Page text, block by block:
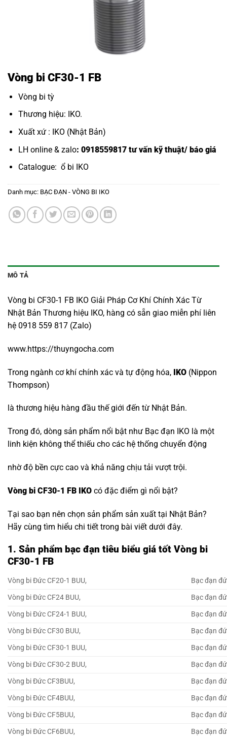
Vòng bi CF30-1 FB
Vòng bi tỳ
Thương hiệu: IKO.
Xuất xứ : IKO (Nhật Bản)
LH online & zalo: 0918559817 tư vấn kỹ thuật/ báo giá
Catalogue: ổ bi IKO
Danh mục: BẠC ĐẠN - VÒNG BI IKO
MÔ TẢ
Vòng bi CF30-1 FB IKO Giải Pháp Cơ Khí Chính Xác Từ
Nhật Bản Thương hiệu IKO, hàng có sẵn giao miễn phí liên
hệ 0918 559 817 (Zalo)
www.https://thuyngocha.com
Trong ngành cơ khí chính xác và tự động hóa, IKO (Nippon
Thompson)
là thương hiệu hàng đầu thế giới đến từ Nhật Bản.
Trong đó, dòng sản phẩm nổi bật như Bạc đạn IKO là một
linh kiện không thể thiếu cho các hệ thống chuyển động
nhờ độ bền cực cao và khả năng chịu tải vượt trội.
Vòng bi CF30-1 FB IKO có đặc điểm gì nổi bật?
Tại sao bạn nên chọn sản phẩm sản xuất tại Nhật Bản?
Hãy cùng tìm hiểu chi tiết trong bài viết dưới đây.
1. Sản phẩm bạc đạn tiêu biểu giá tốt Vòng bi
CF30-1 FB
Vòng bi Đức CF20-1 BUU,
Bạc đạn
Vòng bi Đức CF24 BUU,
Bạc đạn
Vòng bi Đức CF24-1 BUU,
Bạc đạn
Vòng bi Đức CF30 BUU,
Bạc đạn
Vòng bi Đức CF30-1 BUU,
Bạc đạn
Vòng bi Đức CF30-2 BUU,
Bạc đạn
Vòng bi Đức CF3BUU,
Bạc đạn
Vòng bi Đức CF4BUU,
Bạc đạn
Vòng bi Đức CF5BUU,
Bạc đạn
Vòng bi Đức CF6BUU,
Bạc đạn